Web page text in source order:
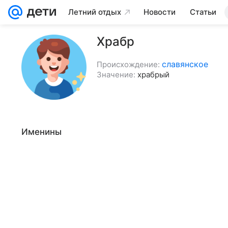
Летний отдых Новости Статьи
Храбр
Происхождение: славянское
Значение: храбрый
Именины